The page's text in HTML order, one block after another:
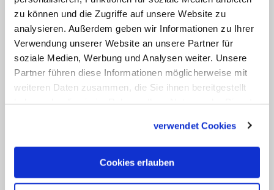
zu können und die Zugriffe auf unsere Website zu
analysieren. Außerdem geben wir Informationen zu Ihrer
Verwendung unserer Website an unsere Partner für
soziale Medien, Werbung und Analysen weiter. Unsere
Partner führen diese Informationen möglicherweise mit
weiteren Daten zusammen, die Sie ihnen bereitgestellt
verwendet Cookies
Cookies erlauben
Traditionen spannen lassen! Fast drei
Viertel der Befragten mögen sich an den
Plätzchen im Supermarkt stören.Laut
einem Rewe-Sprechersprechen die
Umsätze in September und Oktober
sogar über denen des Dezembers.
Gehört das Aufregen über verfrühte
Plätzchen vielleicht ebenso zum guten
Ton wie der Spekulatius zum